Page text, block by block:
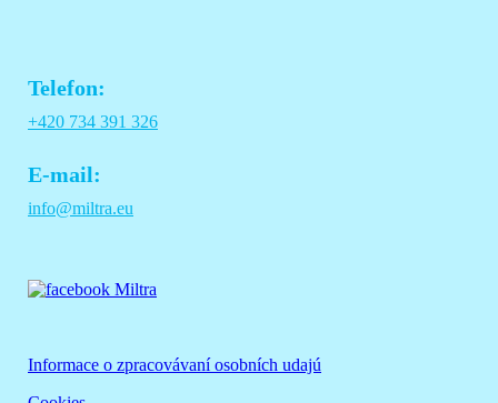
Telefon:
+420 734 391 326
E-mail:
info@miltra.eu
Informace o zpracovávaní osobních udajú